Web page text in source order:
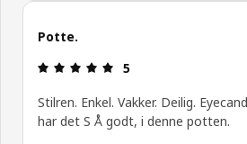
Potte.
Produktomtale: 5
5
Stilren. Enkel. Vakker. Deilig.
har det S Å godt, i denne potten.